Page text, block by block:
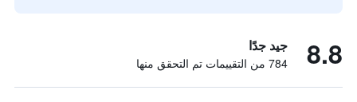
8.8 جيد جدًا
784 من التقييمات تم التحقق منها